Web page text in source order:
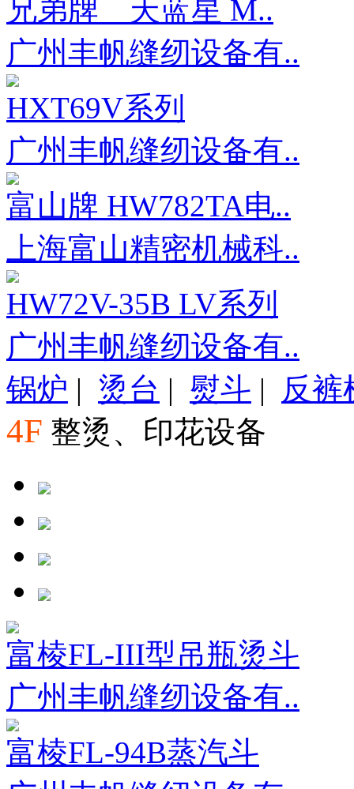
兄弟牌 天蓝星 M..
广州丰帆缝纫设备有..
HXT69V系列
广州丰帆缝纫设备有..
富山牌 HW782TA电..
上海富山精密机械科..
HW72V-35B LV系列
广州丰帆缝纫设备有..
锅炉 | 烫台 | 熨斗 | 反裤
4F 整烫、印花设备
富棱FL-III型吊瓶烫斗
广州丰帆缝纫设备有..
富棱FL-94B蒸汽斗